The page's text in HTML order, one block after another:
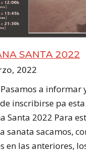
SANTA 2022
2022
a informar
inscribirse pa esta
Santa 2022 Para
sanata sacamos,
en las anteriores,